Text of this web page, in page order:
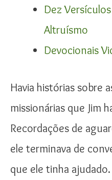
Dez
Altruísmo
Devocionais
Havia histórias sobre
missionárias que Jim
Recordações de
ele terminava de
que ele tinha